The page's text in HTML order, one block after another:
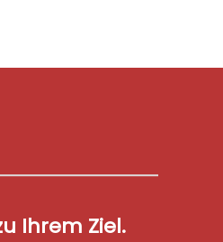
Ihrem Ziel.